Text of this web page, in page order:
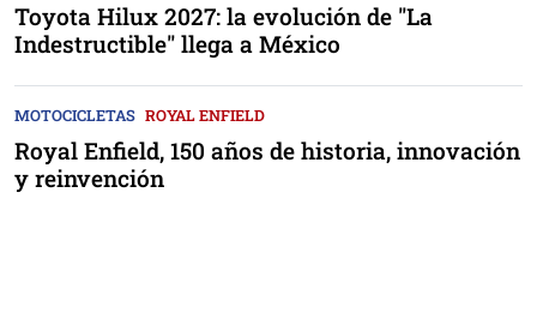
Toyota Hilux 2027: la evolución de "La
Indestructible" llega a México
MOTOCICLETAS ROYAL ENFIELD
Royal Enfield, 150 años de historia, innovación
y reinvención